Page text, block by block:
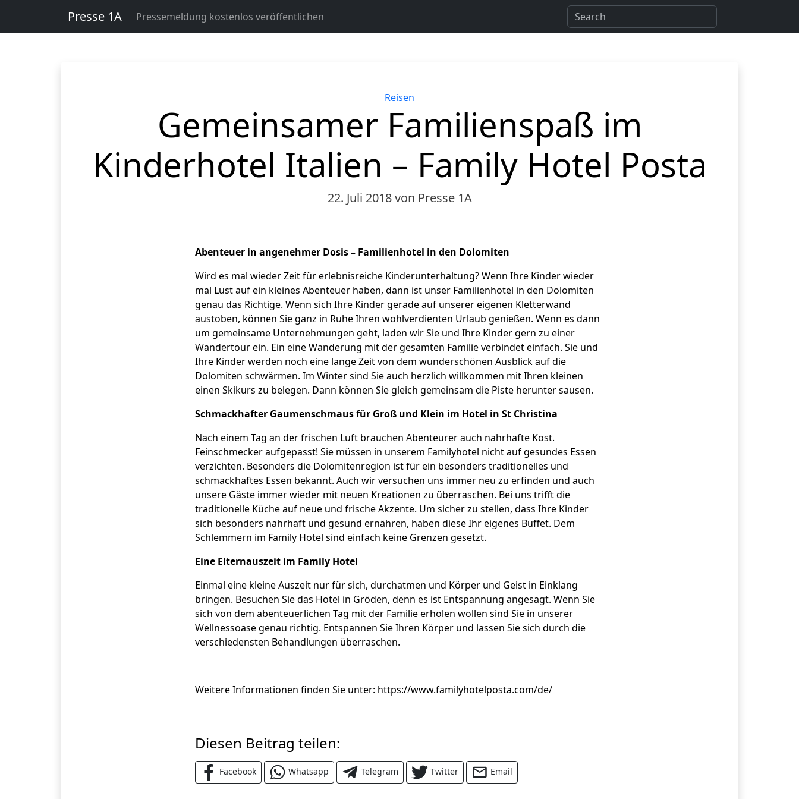
Presse 1A Pressemeldung kostenlos veröffentlichen
Kategorien
Reisen
Gemeinsamer Familienspaß im
Kinderhotel Italien – Family Hotel Posta
22. Juli 2018von Presse 1A
Abenteuer in angenehmer Dosis – Familienhotel in den Dolomiten
Wird es mal wieder Zeit für erlebnisreiche Kinderunterhaltung? Wenn Ihre Kinder wieder
mal Lust auf ein kleines Abenteuer haben, dann ist unser Familienhotel in den Dolomiten
genau das Richtige. Wenn sich Ihre Kinder gerade auf unserer eigenen Kletterwand
austoben, können Sie ganz in Ruhe Ihren wohlverdienten Urlaub genießen. Wenn es dann
um gemeinsame Unternehmungen geht, laden wir Sie und Ihre Kinder gern zu einer
Wandertour ein. Ein eine Wanderung mit der gesamten Familie verbindet einfach. Sie und
Ihre Kinder werden noch eine lange Zeit von dem wunderschönen Ausblick auf die
Dolomiten schwärmen. Im Winter sind Sie auch herzlich willkommen mit Ihren kleinen
einen Skikurs zu belegen. Dann können Sie gleich gemeinsam die Piste herunter sausen.
Schmackhafter Gaumenschmaus für Groß und Klein im Hotel in St Christina
Nach einem Tag an der frischen Luft brauchen Abenteurer auch nahrhafte Kost.
Feinschmecker aufgepasst! Sie müssen in unserem Familyhotel nicht auf gesundes Essen
verzichten. Besonders die Dolomitenregion ist für ein besonders traditionelles und
schmackhaftes Essen bekannt. Auch wir versuchen uns immer neu zu erfinden und auch
unsere Gäste immer wieder mit neuen Kreationen zu überraschen. Bei uns trifft die
traditionelle Küche auf neue und frische Akzente. Um sicher zu stellen, dass Ihre Kinder
sich besonders nahrhaft und gesund ernähren, haben diese Ihr eigenes Buffet. Dem
Schlemmern im Family Hotel sind einfach keine Grenzen gesetzt.
Eine Elternauszeit im Family Hotel
Einmal eine kleine Auszeit nur für sich, durchatmen und Körper und Geist in Einklang
bringen. Besuchen Sie das Hotel in Gröden, denn es ist Entspannung angesagt. Wenn Sie
sich von dem abenteuerlichen Tag mit der Familie erholen wollen sind Sie in unserer
Wellnessoase genau richtig. Entspannen Sie Ihren Körper und lassen Sie sich durch die
verschiedensten Behandlungen überraschen.
Weitere Informationen finden Sie unter: https://www.familyhotelposta.com/de/
Diesen Beitrag teilen:
Facebook Whatsapp Telegram Twitter Email